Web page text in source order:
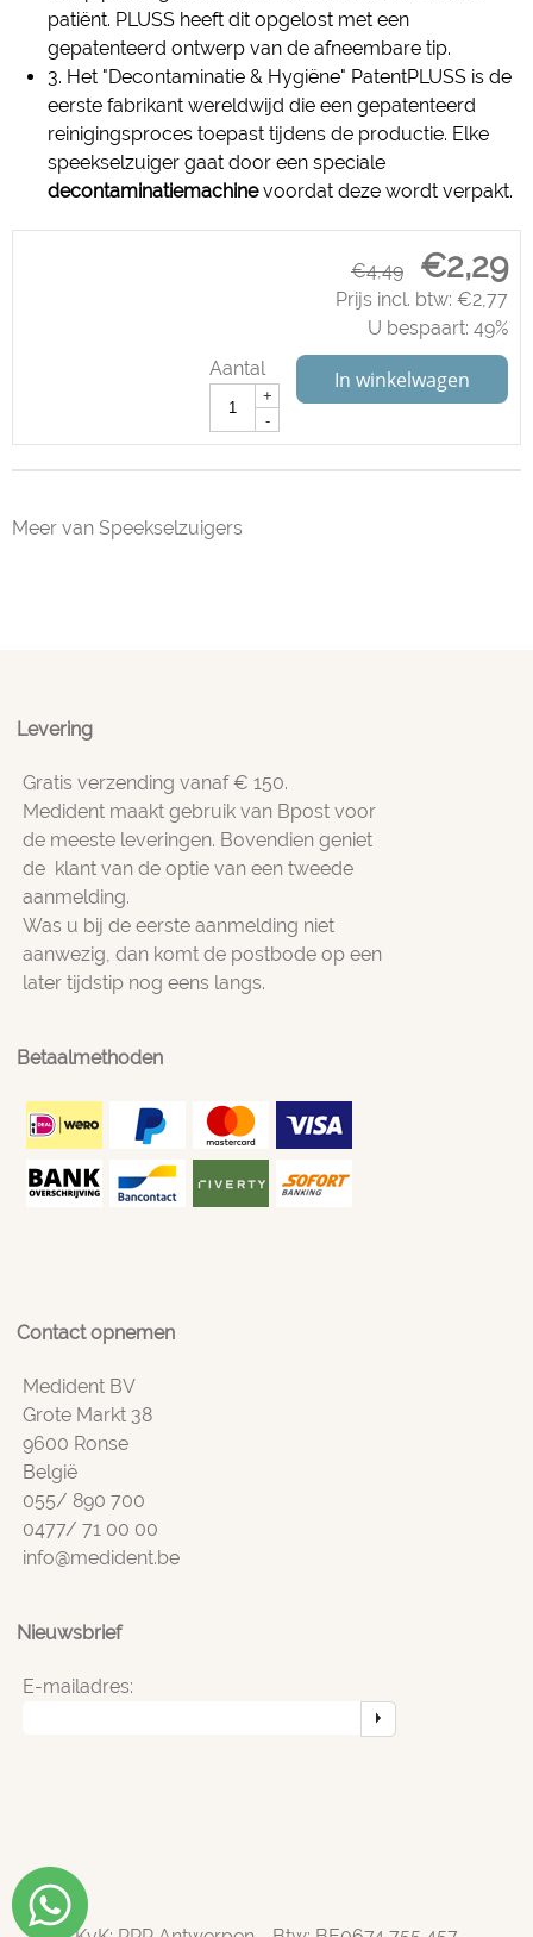
patiënt. PLUSS heeft dit opgelost met een
gepatenteerd ontwerp van de afneembare tip.
3. Het "Decontaminatie & Hygiëne" PatentPLUSS is de
eerste fabrikant wereldwijd die een gepatenteerd
reinigingsproces toepast tijdens de productie. Elke
speekselzuiger gaat door een speciale
decontaminatiemachinevoordat deze wordt verpakt.
€4,49 €2,29
Prijs incl. btw: €2,77
U bespaart: 49%
Aantal
+
-
In winkelwagen
Meer van Speekselzuigers
Levering
Gratis verzending vanaf € 150.
Medident maakt gebruik van Bpost voor
de meeste leveringen. Bovendien geniet
de klant van de optie van een tweede
aanmelding.
Was u bij de eerste aanmelding niet
aanwezig, dan komt de postbode op een
later tijdstip nog eens langs.
Betaalmethoden
Contact opnemen
Medident BV
Grote Markt 38
9600 Ronse
België
055/ 890 700
0477/ 71 00 00
info@medident.be
Nieuwsbrief
E-mailadres: